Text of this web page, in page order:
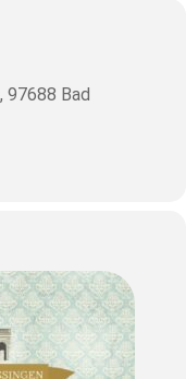
97688 Bad